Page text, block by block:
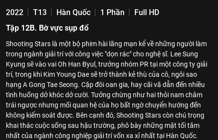
2022 T13 Hàn Quốc 1 Phần
Full HD
Tập 12B. Bờ vực sụp đổ
Shooting Stars là một bộ phim hài lãng mạn kể về những người làm
trong ngành giải trí với công việc "dọn rác" cho nghệ sĩ. Lee Sung
Kyung sẽ vào vai Oh Han Byul, trưởng nhóm PR tại một công ty giải
trí, trong khi Kim Young Dae sẽ trở thành kẻ thù của cô, ngôi sao
hạng A Gong Tae Seong. Cặp đôi oan gia, hay cãi vã dẫn đến nhiều
tình huống dở khóc dở cười. Tưởng chừng như hai thỏi nam châm
trái ngược nhưng mối quan hệ của họ bất ngờ chuyển hướng đến
không kiểm soát được. Bên cạnh đó, Shooting Stars còn chú trọng
khai thác cuộc sống sau hậu trường, phô bày những mặt tối tăm
nhất của ngành công nghiệp giải trí vốn xa xỉ nhất tại Hàn Quốc.